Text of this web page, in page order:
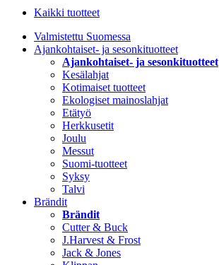
Kaikki tuotteet
Valmistettu Suomessa
Ajankohtaiset- ja sesonkituotteet
Ajankohtaiset- ja sesonkituotteet
Kesälahjat
Kotimaiset tuotteet
Ekologiset mainoslahjat
Etätyö
Herkkusetit
Joulu
Messut
Suomi-tuotteet
Syksy
Talvi
Brändit
Brändit
Cutter & Buck
J.Harvest & Frost
Jack & Jones